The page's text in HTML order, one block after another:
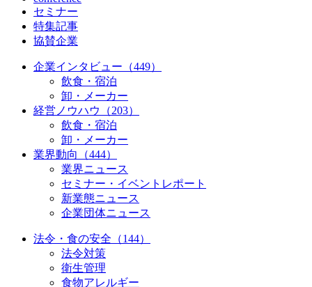
セミナー
特集記事
協賛企業
企業インタビュー（449）
飲食・宿泊
卸・メーカー
経営ノウハウ（203）
飲食・宿泊
卸・メーカー
業界動向（444）
業界ニュース
セミナー・イベントレポート
新業態ニュース
企業団体ニュース
法令・食の安全（144）
法令対策
衛生管理
食物アレルギー